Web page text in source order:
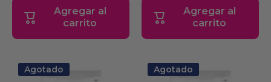
Agregar al
carrito
Agregar al
carrito
Agotado Agotado